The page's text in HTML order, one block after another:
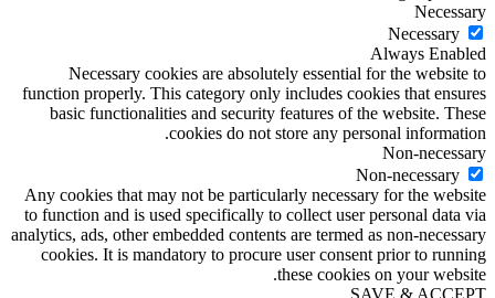
Necessary
Necessary
Always Enabled
Necessary cookies are absolutely essential for the website to
function properly. This category only includes cookies that ensures
basic functionalities and security features of the website. These
cookies do not store any personal information.
Non-necessary
Non-necessary
Any cookies that may not be particularly necessary for the website
to function and is used specifically to collect user personal data via
analytics, ads, other embedded contents are termed as non-necessary
cookies. It is mandatory to procure user consent prior to running
these cookies on your website.
SAVE & ACCEPT